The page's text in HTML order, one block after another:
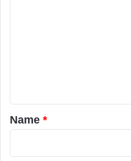
a
r
*
Name *